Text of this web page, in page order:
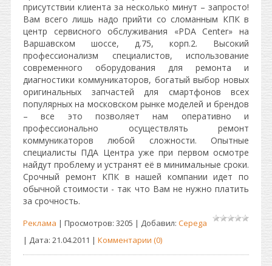
присутствии клиента за несколько минут – запросто!
Вам всего лишь надо прийти со сломанным КПК в
центр сервисного обслуживания «PDA Center» на
Варшавском шоссе, д.75, корп.2. Высокий
профессионализм специалистов, использование
современного оборудования для ремонта и
диагностики коммуникаторов, богатый выбор новых
оригинальных запчастей для смартфонов всех
популярных на московском рынке моделей и брендов
– все это позволяет нам оперативно и
профессионально осуществлять ремонт
коммуникаторов любой сложности. Опытные
специалисты ПДА Центра уже при первом осмотре
найдут проблему и устранят её в минимальные сроки.
Срочный ремонт КПК в нашей компании идет по
обычной стоимости - так что Вам не нужно платить
за срочность.
Реклама | Просмотров: 3205 | Добавил: Cepega
| Дата: 21.04.2011 | Комментарии (0)